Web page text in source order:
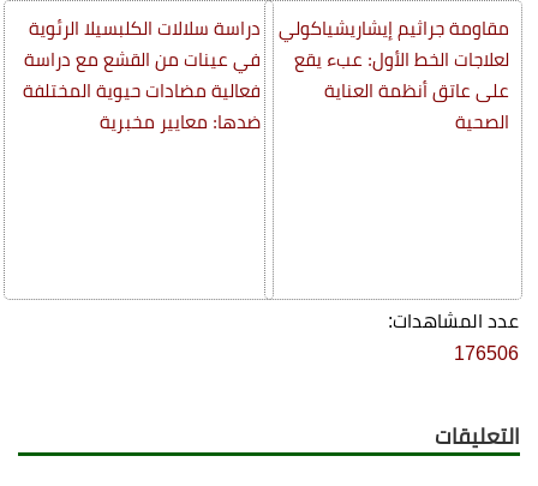
مقاومة جراثيم إيشاريشياكولي
لعلاجات الخط الأول: عبء يقع
على عاتق أنظمة العناية
الصحية
دراسة سلالات الكلبسيلا الرئوية
في عينات من القشع مع دراسة
فعالية مضادات حيوية المختلفة
ضدها: معايير مخبرية
عدد المشاهدات:
176506
التعليقات